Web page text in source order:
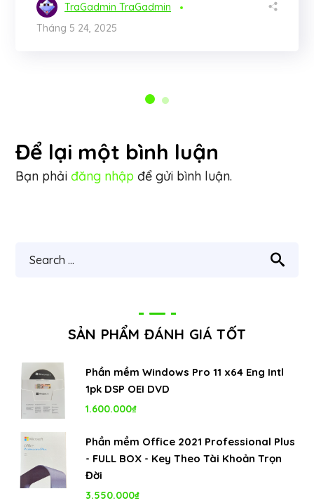
TraGadmin TraGadmin
Tháng 5 24, 2025
Để lại một bình luận
Bạn phảiđăng nhập để gửi bình luận.
SẢN PHẨM ĐÁNH GIÁ TỐT
Phần mềm Windows Pro 11 x64 Eng Intl
1pk DSP OEI DVD
1.600.000₫
Phần mềm Office 2021 Professional Plus
- FULL BOX - Key Theo Tài Khoản Trọn
Đời
3.550.000₫